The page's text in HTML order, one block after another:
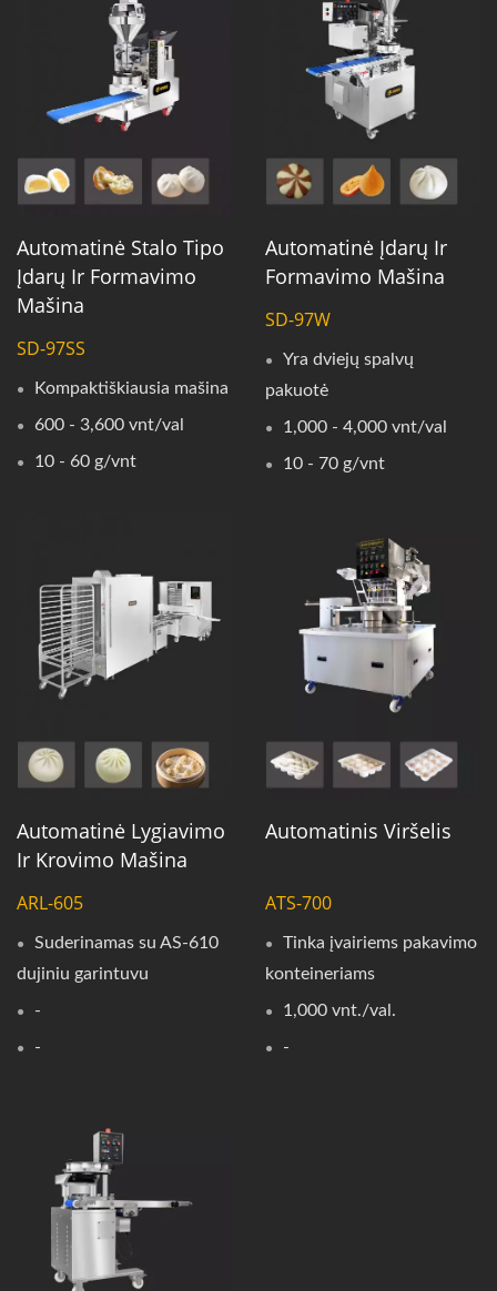
Automatinė Stalo Tipo
Įdarų Ir Formavimo
Mašina
SD-97SS
Kompaktiškiausia mašina
600 - 3,600 vnt/val
10 - 60 g/vnt
Automatinė Įdarų Ir
Formavimo Mašina
SD-97W
Yra dviejų spalvų
pakuotė
1,000 - 4,000 vnt/val
10 - 70 g/vnt
Automatinė Lygiavimo
Ir Krovimo Mašina
ARL-605
Suderinamas su AS-610
dujiniu garintuvu
-
-
Automatinis Viršelis
ATS-700
Tinka įvairiems pakavimo
konteineriams
1,000 vnt./val.
-